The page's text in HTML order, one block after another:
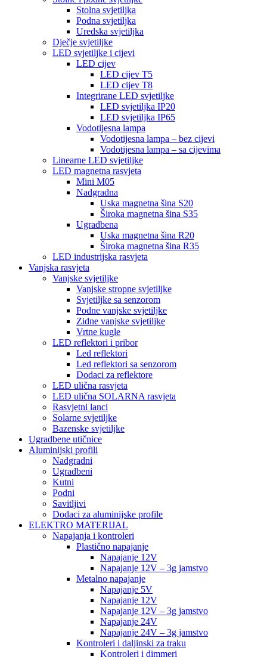
Stolna svjetiljka
Podna svjetiljka
Uredska svjetiljka
Dječje svjetiljke
LED svjetiljke i cijevi
LED cijev
LED cijev T5
LED cijev T8
Integrirane LED svjetiljke
LED svjetiljka IP20
LED svjetiljka IP65
Vodotijesna lampa
Vodotijesna lampa – bez cijevi
Vodotijesna lampa – sa cijevima
Linearne LED svjetiljke
LED magnetna rasvjeta
Mini M05
Nadgradna
Uska magnetna šina S20
Široka magnetna šina S35
Ugradbena
Uska magnetna šina R20
Široka magnetna šina R35
LED industrijska rasvjeta
Vanjska rasvjeta
Vanjske svjetiljke
Vanjske stropne svjetiljke
Svjetiljke sa senzorom
Podne vanjske svjetiljke
Zidne vanjske svjetiljke
Vrtne kugle
LED reflektori i pribor
Led reflektori
Led reflektori sa senzorom
Dodaci za reflektore
LED ulična rasvjeta
LED ulična SOLARNA rasvjeta
Rasvjetni lanci
Solarne svjetiljke
Bazenske svjetiljke
Ugradbene utičnice
Aluminijski profili
Nadgradni
Ugradbeni
Kutni
Podni
Savitljivi
Dodaci za aluminijske profile
ELEKTRO MATERIJAL
Napajanja i kontroleri
Plastično napajanje
Napajanje 12V
Napajanje 12V – 3g jamstvo
Metalno napajanje
Napajanje 5V
Napajanje 12V
Napajanje 12V – 3g jamstvo
Napajanje 24V
Napajanje 24V – 3g jamstvo
Kontroleri i daljinski za traku
Kontroleri i dimmeri